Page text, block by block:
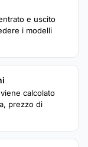
e uscito
i modelli
calcolato
prezzo di